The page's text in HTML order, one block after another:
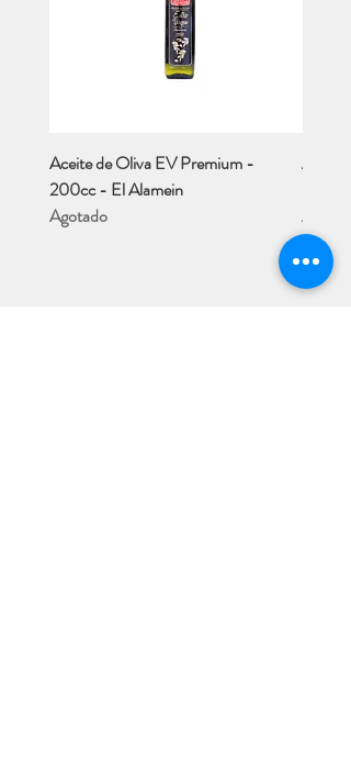
Aceite de Oliva EV Premium -
200cc - El Alamein
Agotado
Aceite
Agotado